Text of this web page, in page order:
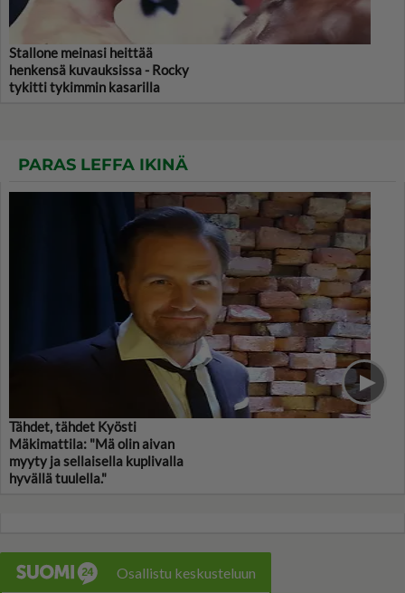
Stallone meinasi heittää
henkensä kuvauksissa - Rocky
tykitti tykimmin kasarilla
PARAS LEFFA IKINÄ
Tähdet, tähdet Kyösti
Mäkimattila: "Mä olin aivan
myyty ja sellaisella kuplivalla
hyvällä tuulella."